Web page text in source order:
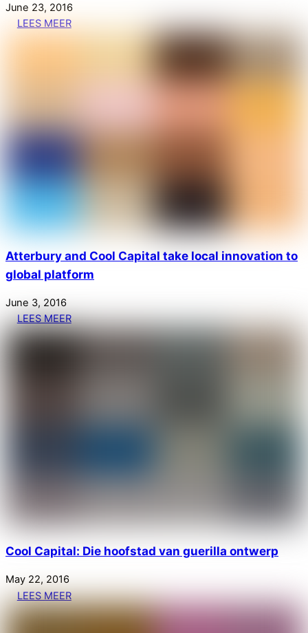
June 23, 2016
LEES MEER
Atterbury and Cool Capital take local innovation to
global platform
June 3, 2016
LEES MEER
Cool Capital: Die hoofstad van guerilla ontwerp
May 22, 2016
LEES MEER